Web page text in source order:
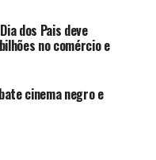
dos Pais deve
no comércio e
cinema negro e